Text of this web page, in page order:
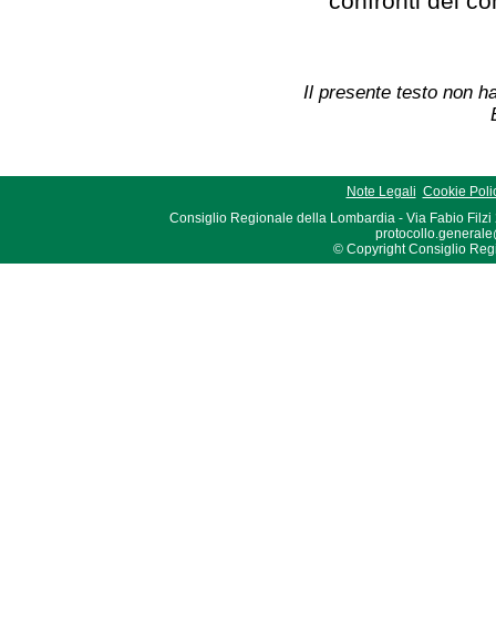
Il presente testo non
Note Legali Cookie
Consiglio Regionale della Lombardia - Via Fabio Filzi
© Copyright Consiglio